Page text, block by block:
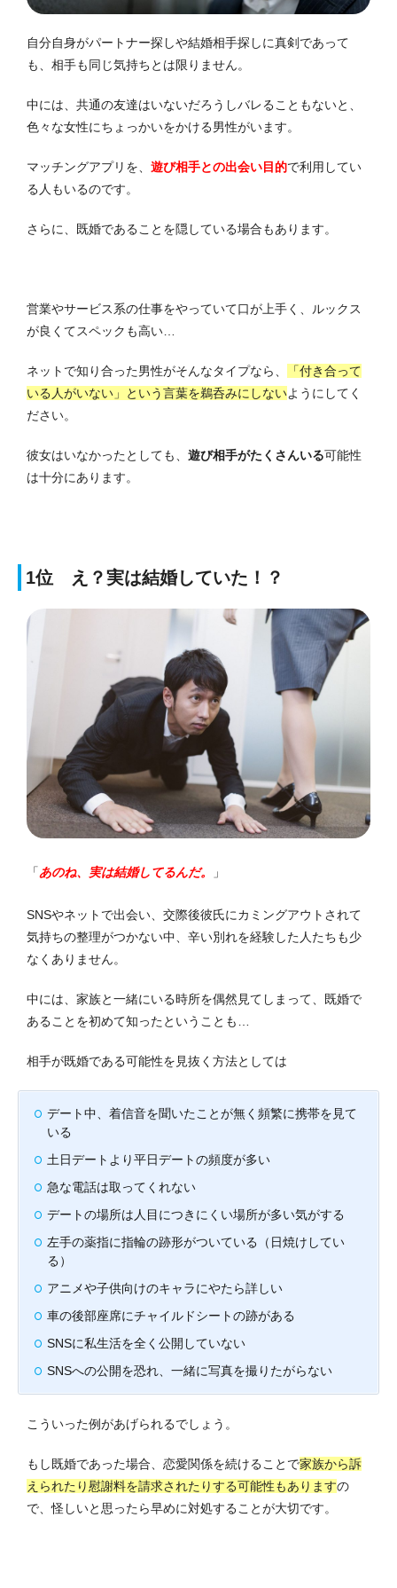
自分自身がパートナー探しや結婚相手探しに真剣であって
も、相手も同じ気持ちとは限りません。
中には、共通の友達はいないだろうしバレることもないと、
色々な女性にちょっかいをかける男性がいます。
マッチングアプリを、 遊び相手との出会い目的で利用してい
る人もいるのです。
さらに、既婚であることを隠している場合もあります。
営業やサービス系の仕事をやっていて口が上手く、
ルックス
が良くてスペックも高い…
ネットで知り合った男性がそんなタイプなら、
「付き合って
いる人がいない」
という言葉を鵜呑みにしないようにしてく
ださい。
彼女はいなかったとしても、 遊び相手がたくさんいる可能性
は十分にあります。
1位 え？実は結婚していた！？
「あのね、実は結婚してるんだ。 」
SNSやネットで出会い、交際後彼氏にカミングアウトされて
気持ちの整理がつかない中、辛い別れを経験した人たちも少
なくありません。
中には、家族と一緒にいる時所を偶然見てしまって、既婚で
あることを初めて知ったという ことも…
相手が既婚である可能性を見抜く方法としては
デート中、着信音を聞いたことが無く頻繁に携帯を見て
いる
土日デートより平日デートの頻度が多い
急な電話は取ってくれない
デートの場所は人目につきにくい場所が多い気がする
左手の薬指に指輪の跡形がついている（日焼けしてい
る）
アニメや子供向けのキャラにやたら詳しい
車の後部座席にチャイルドシートの跡がある
SNSに私生活を全く公開していない
SNSへの公開を恐れ、一緒に写真を撮りたがらない
こういった例があげられるでしょう。
もし既婚であった場合、恋愛関係を続けることで家族から訴
えられたり慰謝料を請求されたりする可能性もありますの
で、怪しいと思ったら早めに対処することが大切です。